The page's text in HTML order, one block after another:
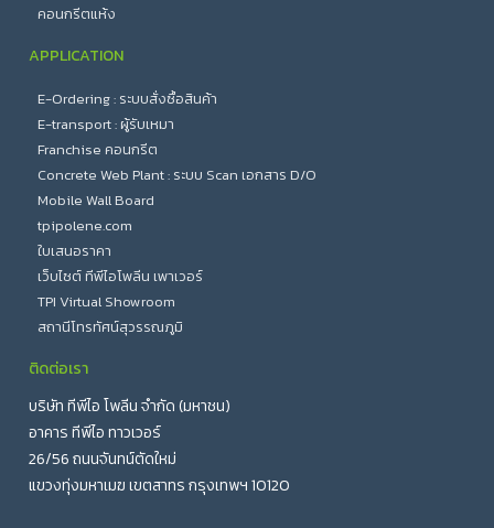
คอนกรีตแห้ง
APPLICATION
E-Ordering : ระบบสั่งซื้อสินค้า
E-transport : ผู้รับเหมา
Franchise คอนกรีต
Concrete Web Plant : ระบบ Scan เอกสาร D/O
Mobile Wall Board
tpipolene.com
ใบเสนอราคา
เว็บไซต์ ทีพีไอโพลีน เพาเวอร์
TPI Virtual Showroom
สถานีโทรทัศน์สุวรรณภูมิ
ติดต่อเรา
บริษัท ทีพีไอ โพลีน จำกัด (มหาชน)
อาคาร ทีพีไอ ทาวเวอร์
26/56 ถนนจันทน์ตัดใหม่
แขวงทุ่งมหาเมฆ เขตสาทร กรุงเทพฯ 10120